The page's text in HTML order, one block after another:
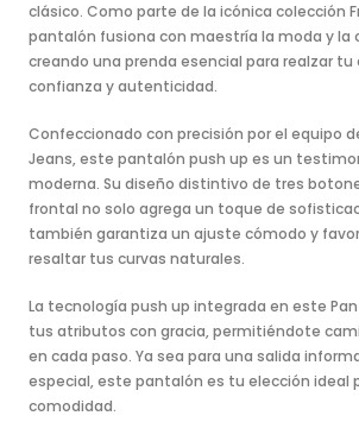
clásico. Como parte de la icónica colección
pantalón fusiona con maestría la moda y la
creando una prenda esencial para realzar tu
confianza y autenticidad.
Confeccionado con precisión por el equipo
Jeans, este pantalón push up es un
moderna. Su diseño distintivo de tres
frontal no solo agrega un toque de
también garantiza un ajuste cómodo y
resaltar tus curvas naturales.
La tecnología push up integrada en este
tus atributos con gracia, permitiéndote
en cada paso. Ya sea para una salida
especial, este pantalón es tu elección ideal
comodidad.